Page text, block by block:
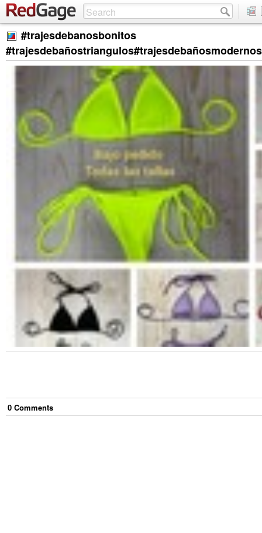
#trajesdebanosbonitos
#trajesdebañostriangulos#trajesdebañosmodernos
0 Comments